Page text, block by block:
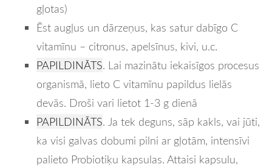
gļotas)
Ēst augļus un dārzeņus, kas satur dabīgo C
vitamīnu – citronus, apelsīnus, kivi, u.c.
PAPILDINĀTS. Lai mazinātu iekaisīgos procesus
organismā, lieto C vitamīnu papildus lielās
devās. Droši vari lietot 1-3 g dienā
PAPILDINĀTS. Ja tek deguns, sāp kakls, vai jūti,
ka visi galvas dobumi pilni ar gļotām, intensīvi
palieto Probiotiķu kapsulas. Attaisi kapsulu,